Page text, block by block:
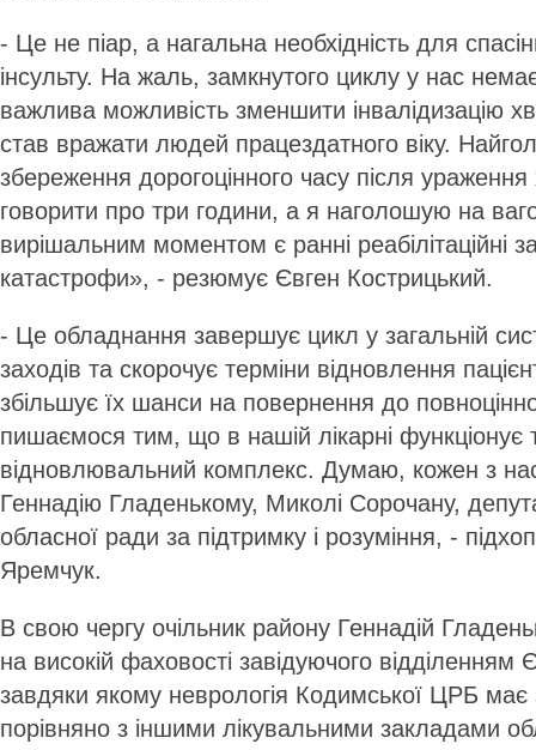
- Це не піар, а нагальна необхідність для
інсульту. На жаль, замкнутого циклу у нас
важлива можливість зменшити інвалідизацію
став вражати людей працездатного віку.
збереження дорогоцінного часу після
говорити про три години, а я наголошую на
вирішальним моментом є ранні реабілітаційні
катастрофи», - резюмує Євген Кострицький.
- Це обладнання завершує цикл у загальній
заходів та скорочує терміни відновлення
збільшує їх шанси на повернення до
пишаємося тим, що в нашій лікарні функціонує
відновлювальний комплекс. Думаю, кожен з
Геннадію Гладенькому, Миколі Сорочану,
обласної ради за підтримку і розуміння, -
Яремчук.
В свою чергу очільник району Геннадій
на високій фаховості завідуючого відділенням
завдяки якому неврологія Кодимської ЦРБ має
порівняно з іншими лікувальними закладами